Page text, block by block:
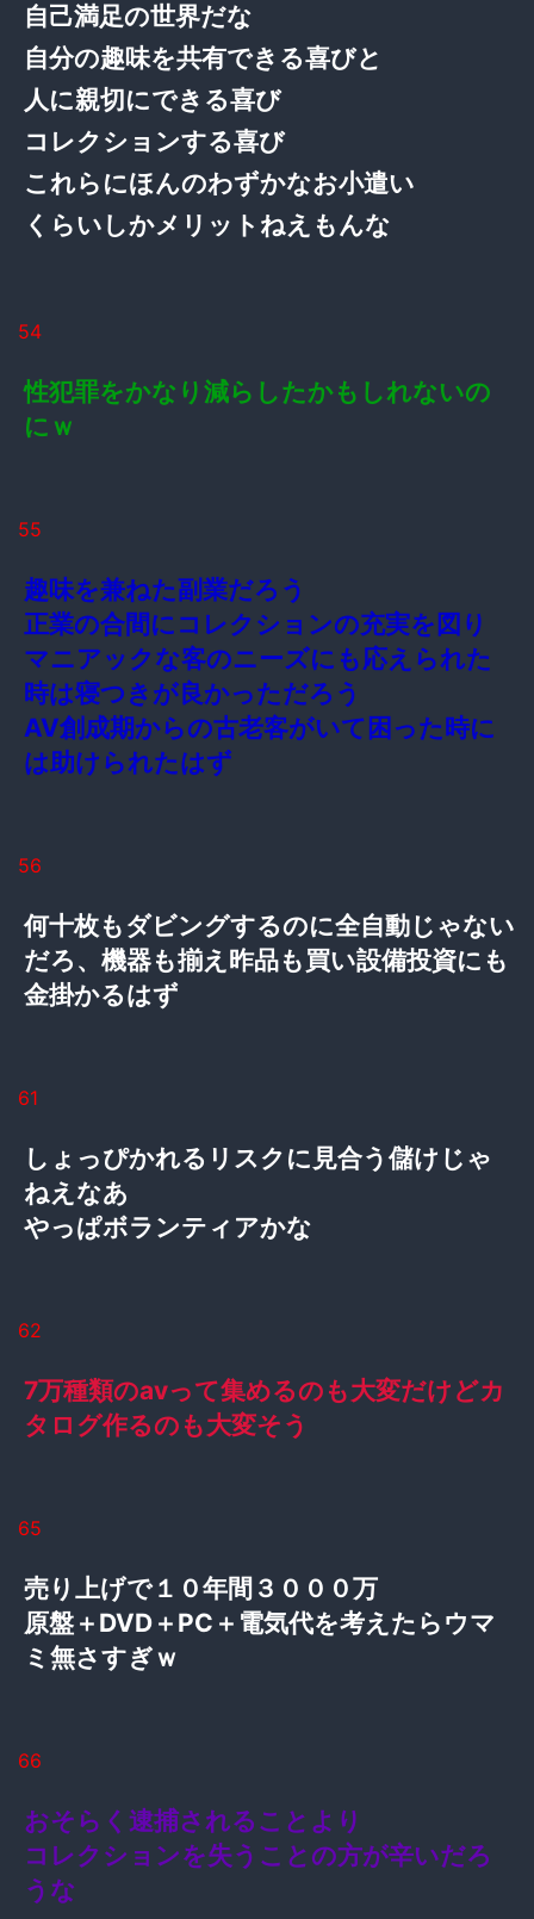
自己満足の世界だな
自分の趣味を共有できる喜びと
人に親切にできる喜び
コレクションする喜び
これらにほんのわずかなお小遣い
くらいしかメリットねえもんな
54
性犯罪をかなり減らしたかもしれないの
にｗ
55
趣味を兼ねた副業だろう
正業の合間にコレクションの充実を図り
マニアックな客のニーズにも応えられた
時は寝つきが良かっただろう
AV創成期からの古老客がいて困った時に
は助けられたはず
56
何十枚もダビングするのに全自動じゃない
だろ、機器も揃え昨品も買い設備投資にも
金掛かるはず
61
しょっぴかれるリスクに見合う儲けじゃ
ねえなあ
やっぱボランティアかな
62
7万種類のavって集めるのも大変だけどカ
タログ作るのも大変そう
65
売り上げで１０年間３０００万
原盤＋DVD＋PC＋電気代を考えたらウマ
ミ無さすぎｗ
66
おそらく逮捕されることより
コレクションを失うことの方が辛いだろ
うな